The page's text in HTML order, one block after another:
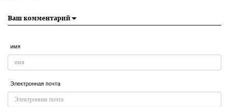
Ваш комментарий
имя
Электронная почта